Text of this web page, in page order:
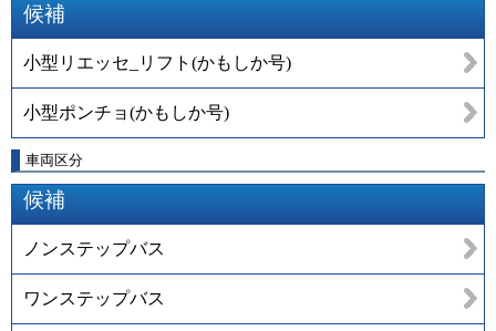
候補
小型リエッセ_リフト(かもしか号)
小型ポンチョ(かもしか号)
車両区分
候補
ノンステップバス
ワンステップバス